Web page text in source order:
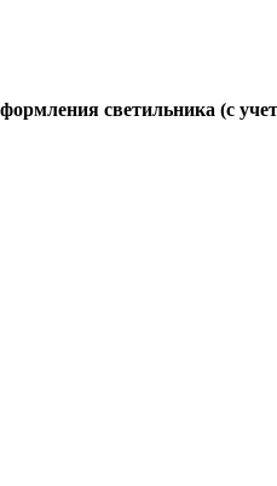
светильника (с